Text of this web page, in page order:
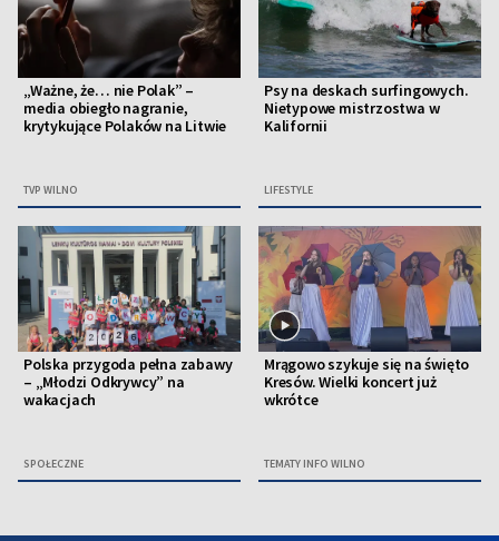
„Ważne, że… nie Polak” –
media obiegło nagranie,
krytykujące Polaków na Litwie
TVP WILNO
Psy na deskach surfingowych.
Nietypowe mistrzostwa w
Kalifornii
LIFESTYLE
Polska przygoda pełna zabawy
– „Młodzi Odkrywcy” na
wakacjach
SPOŁECZNE
Mrągowo szykuje się na święto
Kresów. Wielki koncert już
wkrótce
TEMATY INFO WILNO